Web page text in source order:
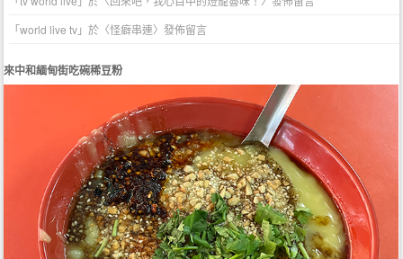
「world live tv」於〈怪癖串連〉發佈留言
來中和緬甸街吃碗稀豆粉